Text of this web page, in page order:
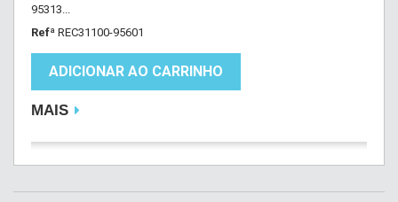
95313...
Refª REC31100-95601
ADICIONAR AO CARRINHO
MAIS